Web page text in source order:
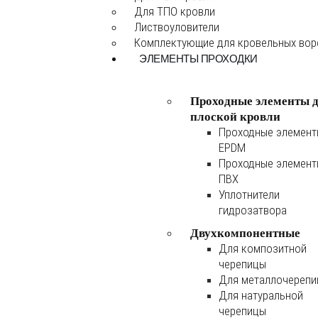
Для ТПО кровли
Листвоуловители
Комплектующие для кровельных
ЭЛЕМЕНТЫ ПРОХОДКИ
Проходные элементы
плоской кровли
Проходные
EPDM
Проходные
ПВХ
Уплотнители
гидрозатвора
Двухкомпонентные
Для композитной
черепицы
Для
Для натуральной
черепицы